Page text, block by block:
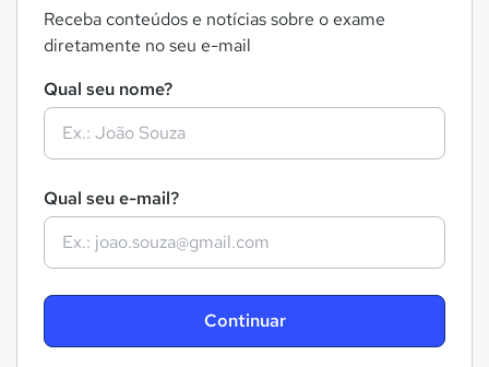
Receba conteúdos e notícias sobre o exame
diretamente no seu e-mail
Qual seu nome?
Qual seu e-mail?
Continuar